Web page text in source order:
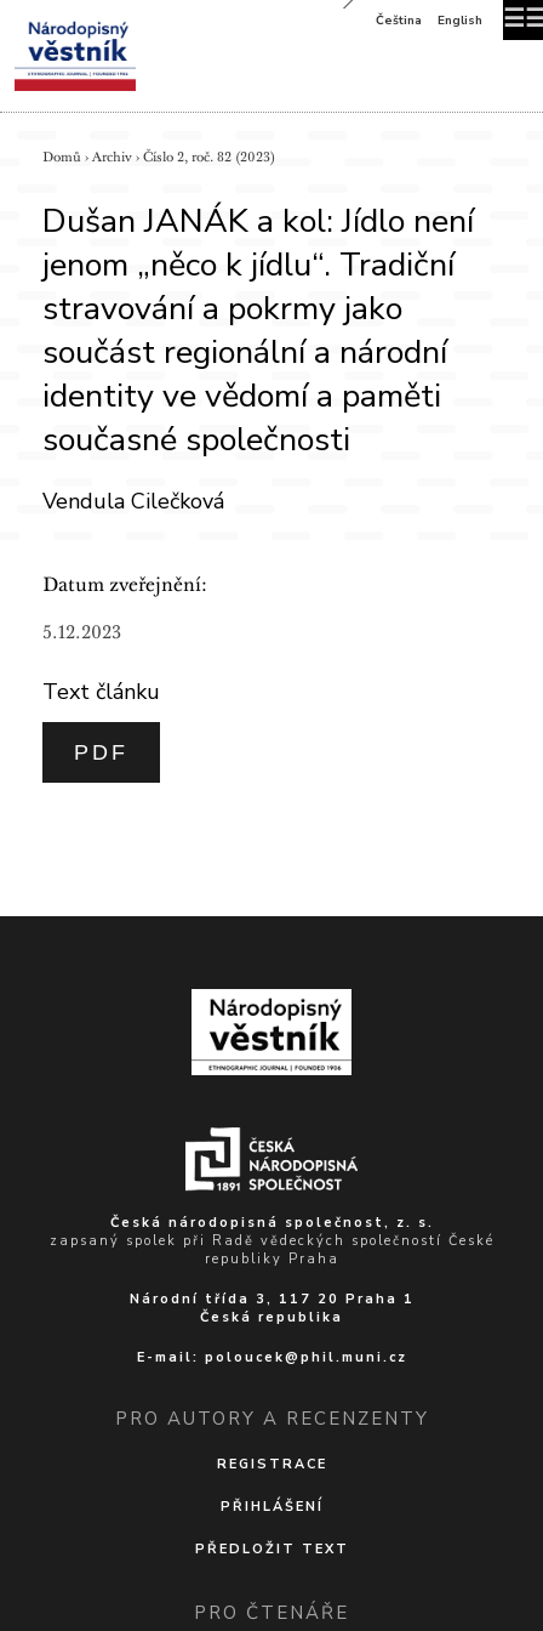
☰
Čeština English
Domů › Archiv › Číslo 2, roč. 82 (2023)
Dušan JANÁK a kol: Jídlo není
jenom „něco k jídlu“. Tradiční
stravování a pokrmy jako
součást regionální a národní
identity ve vědomí a paměti
současné společnosti
Vendula Cilečková
Datum zveřejnění:
5.12.2023
Text článku
PDF
Česká národopisná společnost, z. s.
zapsaný spolek při Radě vědeckých společností České
republiky Praha
Národní třída 3, 117 20 Praha 1
Česká republika
E-mail: poloucek@phil.muni.cz
PRO AUTORY A RECENZENTY
REGISTRACE
PŘIHLÁŠENÍ
PŘEDLOŽIT TEXT
PRO ČTENÁŘE